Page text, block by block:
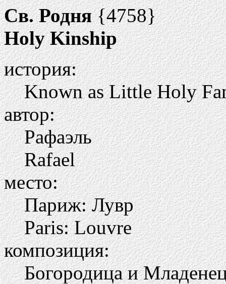
Св. Родня{4758}
Holy Kinship
история:
Known as Little Holy
автор:
Рафаэль
Rafael
место:
Париж: Лувр
Paris: Louvre
композиция:
Богородица и